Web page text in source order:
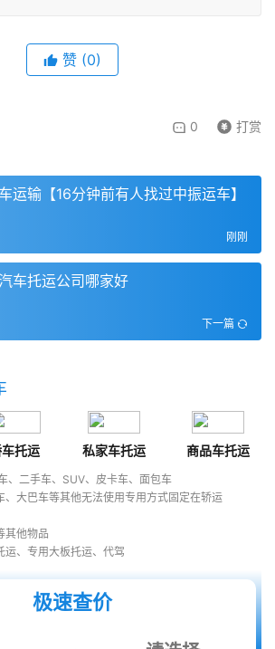
赞 (0)
0 打赏
运输【16分钟前有人找过中振运车】
刚刚
车托运公司哪家好
下一篇
托运 私家车托运 商品车托运
、二手车、SUV、皮卡车、面包车
、大巴车等其他无法使用专用方式固定在轿运
其他物品
运、专用大板托运、代驾
极速查价